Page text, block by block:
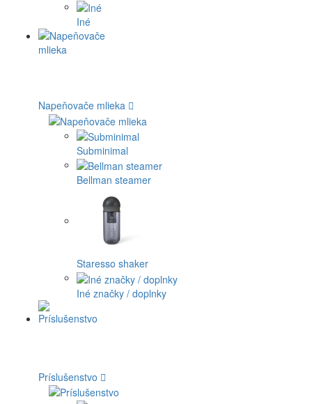
Iné
Napeňovače mlieka
Subminimal
Bellman steamer
Staresso shaker
Iné značky / doplnky
Príslušenstvo